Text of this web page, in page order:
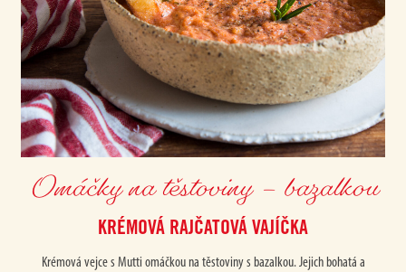
Omáčky na těstoviny – bazalkou
KRÉMOVÁ RAJČATOVÁ VAJÍČKA
Krémová vejce s Mutti omáčkou na těstoviny s bazalkou. Jejich bohatá a